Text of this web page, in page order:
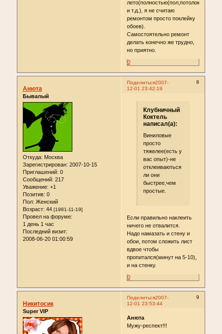
и т.д.), я не считаю
ремонтом просто поклейку
обоев).
Самостоятельно ремонт
делать конечно же трудно,
но приятно.
0
Поделиться 8
2007-
12-01 23:42:19
Анюта
Бывалый
Откуда: Москва
Зарегистрирован: 2007-10-15
Приглашений: 0
Сообщений: 217
Уважение: +1
Позитив: 0
Пол: Женский
Возраст: 44 [1981-11-19]
Провел на форуме:
1 день 1 час
Последний визит:
2008-06-20 01:00:59
Клубничный
Коктель
написал(а):
Виниловые
просто
тяжелее(есть у
вас опыт)-не
отклеиваються
ли они
быстрее,чем
простые.
Если правильно наклеить
ничего не отвалится.
Надо намазать и стену и
обои, потом сложить лист
вдвое чтобы
пропитался(минут на 5-10),
и на стенку.
0
Поделиться 9
2007-
12-01 23:53:44
Никитосик
Super VIP
Анюта
Мужу-респект!!!